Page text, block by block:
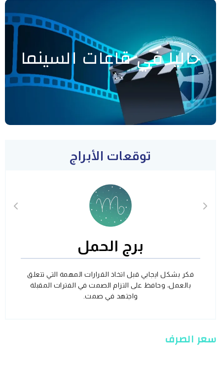
حاليا في قاعات السينما
توقعات الأبراج
برج الحمل
فكر بشكل ايجابي قبل اتخاذ القرارات المهمة التي تتعلق
بالعمل، وحافظ على التزام الصمت في الفترات المقبلة
واجتهد في صمت.
سعر الصرف